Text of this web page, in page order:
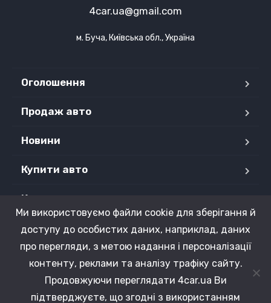
4car.ua@gmail.com
м. Буча, Київська обл., Україна
Оголошення
Продаж авто
Новини
Купити авто
Контакти
Продані авто
Copyright © 2015 - 2026 4CAR.UA. Усі права захищені.
Ми використовуємо файли cookie для зберігання й
доступу до особистих даних, наприклад, даних
про перегляди, з метою надання і персоналізації
контенту, реклами та аналізу трафіку сайту.
Продовжуючи переглядати 4car.ua Ви
підтверджуєте, що згодні з використанням